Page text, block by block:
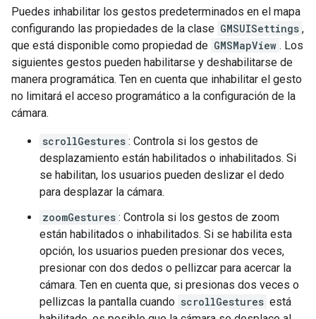
Puedes inhabilitar los gestos predeterminados en el mapa
configurando las propiedades de la clase GMSUISettings ,
que está disponible como propiedad de GMSMapView . Los
siguientes gestos pueden habilitarse y deshabilitarse de
manera programática. Ten en cuenta que inhabilitar el gesto
no limitará el acceso programático a la configuración de la
cámara.
scrollGestures : Controla si los gestos de
desplazamiento están habilitados o inhabilitados. Si
se habilitan, los usuarios pueden deslizar el dedo
para desplazar la cámara.
zoomGestures : Controla si los gestos de zoom
están habilitados o inhabilitados. Si se habilita esta
opción, los usuarios pueden presionar dos veces,
presionar con dos dedos o pellizcar para acercar la
cámara. Ten en cuenta que, si presionas dos veces o
pellizcas la pantalla cuando scrollGestures está